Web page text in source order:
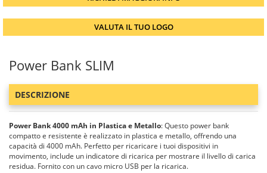
VALUTA IL TUO LOGO
Power Bank SLIM
DESCRIZIONE
Power Bank 4000 mAh in Plastica e Metallo: Questo power bank
compatto e resistente è realizzato in plastica e metallo, offrendo una
capacità di 4000 mAh. Perfetto per ricaricare i tuoi dispositivi in
movimento, include un indicatore di ricarica per mostrare il livello di carica
residua. Fornito con un cavo micro USB per la ricarica.